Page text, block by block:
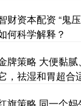
财资本配资 “鬼
何科学解释？
牌策略 大便黏
，祛湿和胃超合